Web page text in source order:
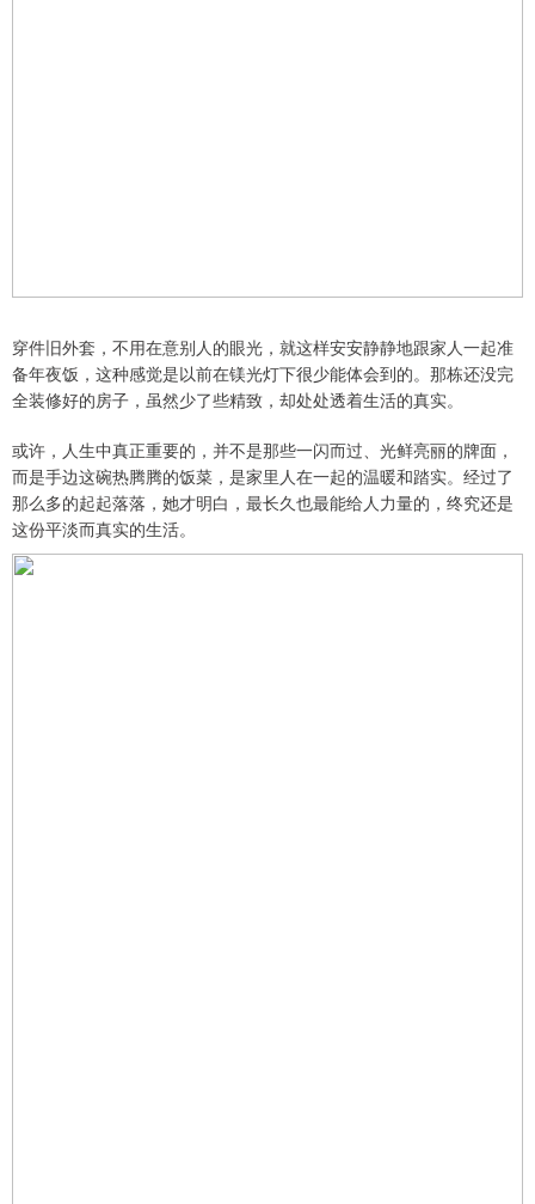
穿件旧外套，不用在意别人的眼光，就这样安安静静地跟家人一起准
备年夜饭，这种感觉是以前在镁光灯下很少能体会到的。那栋还没完
全装修好的房子，虽然少了些精致，却处处透着生活的真实。
或许，人生中真正重要的，并不是那些一闪而过、光鲜亮丽的牌面，
而是手边这碗热腾腾的饭菜，是家里人在一起的温暖和踏实。经过了
那么多的起起落落，她才明白，最长久也最能给人力量的，终究还是
这份平淡而真实的生活。